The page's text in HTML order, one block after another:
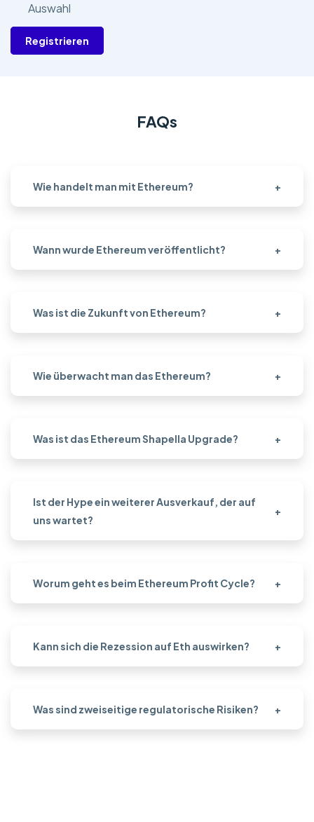
Auswahl
Registrieren
FAQs
Wie handelt man mit Ethereum? +
Wann wurde Ethereum veröffentlicht? +
Was ist die Zukunft von Ethereum? +
Wie überwacht man das Ethereum? +
Was ist das Ethereum Shapella Upgrade? +
Ist der Hype ein weiterer Ausverkauf, der auf
uns wartet?
+
Worum geht es beim Ethereum Profit Cycle? +
Kann sich die Rezession auf Eth auswirken? +
Was sind zweiseitige regulatorische Risiken? +